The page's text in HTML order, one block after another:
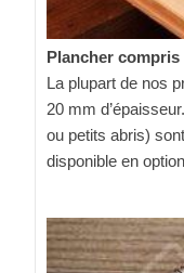
Plancher compris
La plupart de nos
20 mm
ou petits abris)
disponible en